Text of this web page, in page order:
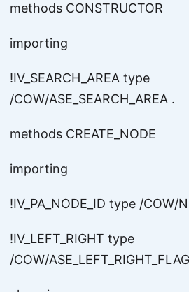
methods CONSTRUCTOR
importing
!IV_SEARCH_AREA type
/COW/ASE_SEARCH_AREA .
methods CREATE_NODE
importing
!IV_PA_NODE_ID type /COW/
!IV_LEFT_RIGHT type
/COW/ASE_LEFT_RIGHT_FLAG